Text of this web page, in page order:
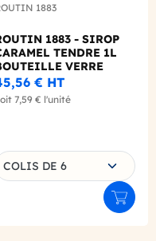
1883
1883 - SIROP
TENDRE 1L
VERRE
€ HT
7,59 € l'unité
une déclinaison
COLIS DE 6